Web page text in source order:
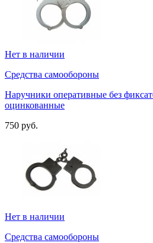
Нет в наличии
Средства самообороны
Наручники оперативные без
оцинкованные
750 руб.
Нет в наличии
Средства самообороны